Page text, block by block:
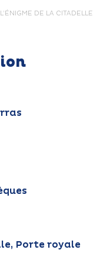
DE LA CITADELLE
Porte royale